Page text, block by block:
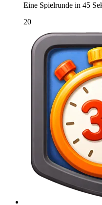
Eine Spielrunde in 45
20